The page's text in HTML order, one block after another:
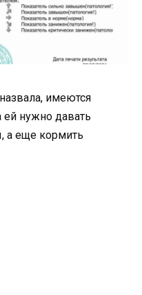
имеются
нужно давать
а еще кормить